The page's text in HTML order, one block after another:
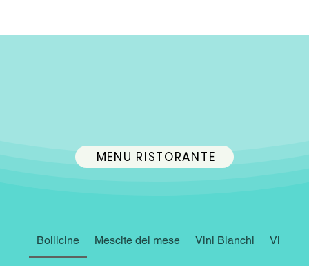
MENU RISTORANTE
Bollicine Mescite del mese Vini Bianchi Vini